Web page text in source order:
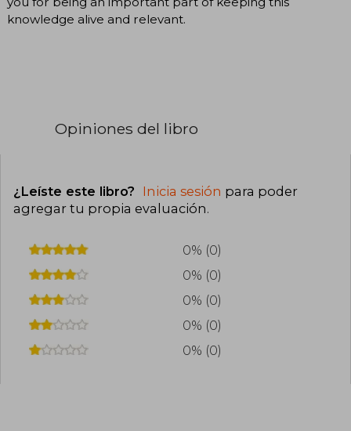
knowledge alive and relevant.
Opiniones del libro
¿Leíste este libro? Inicia sesión para poder
agregar tu propia evaluación.
0% (0)
0% (0)
0% (0)
0% (0)
0% (0)